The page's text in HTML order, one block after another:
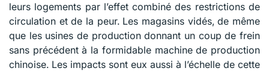
leurs logements par l’effet combiné des restrictions de
circulation et de la peur. Les magasins vidés, de même
que les usines de production donnant un coup de frein
sans précédent à la formidable machine de production
chinoise. Les impacts sont eux aussi à l’échelle de cette